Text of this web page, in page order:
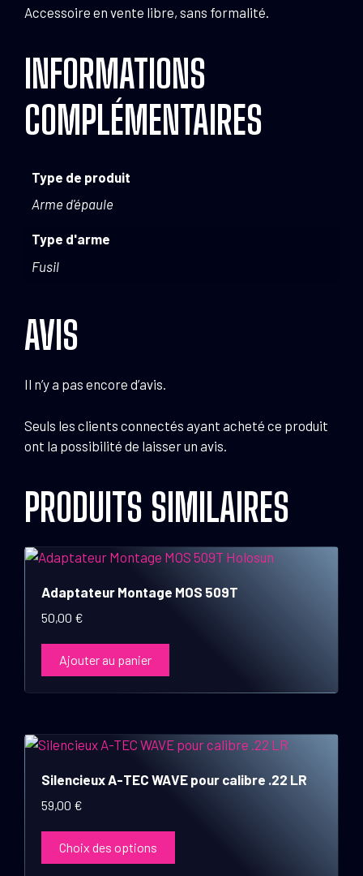
Accessoire en vente libre, sans formalité.
INFORMATIONS
COMPLÉMENTAIRES
Type de produit
Arme d'épaule
Type d'arme
Fusil
AVIS
Il n’y a pas encore d’avis.
Seuls les clients connectés ayant acheté ce produit
ont la possibilité de laisser un avis.
PRODUITS SIMILAIRES
Adaptateur Montage MOS 509T
50,00 €
Ajouter au panier
Silencieux A-TEC WAVE pour calibre .22 LR
59,00 €
Choix des options
Ce
plusieurs
options